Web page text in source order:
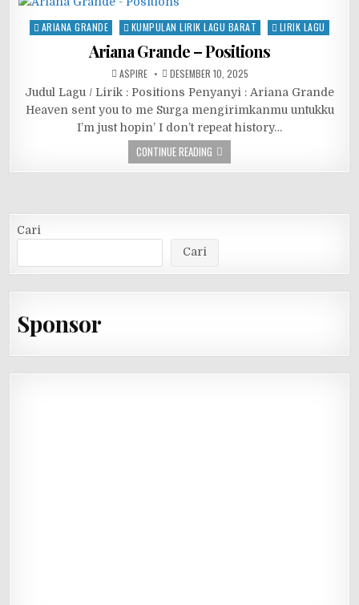
Posted
ARIANA GRANDE KUMPULAN LIRIK LAGU BARAT LIRIK LAGU
Ariana Grande – Positions
ASPIRE DESEMBER 10, 2025
Judul Lagu / Lirik : Positions Penyanyi : Ariana Grande
Heaven sent you to me Surga mengirimkanmu untukku
I’m just hopin’ I don’t repeat history…
CONTINUE READING
Cari
Cari
Sponsor